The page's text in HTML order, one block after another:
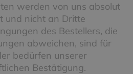
werden von uns absolut
und nicht an Dritte
des Bestellers, die
abweichen, sind für
bedürfen unserer
Bestätigung.